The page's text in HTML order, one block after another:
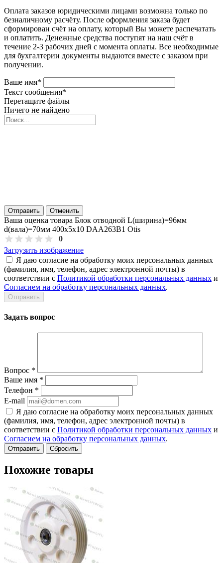
Оплата заказов юридическими лицами возможна только по
безналичному расчёту. После оформления заказа будет
сформирован счёт на оплату, который Вы можете распечатать
и оплатить. Денежные средства поступят на наш счёт в
течение 2-3 рабочих дней с момента оплаты. Все необходимые
для бухгалтерии документы выдаются вместе с заказом при
получении.
Ваше имя*
Текст сообщения*
Перетащите файлы
Ничего не найдено
Отправить Отменить
Ваша оценка товара Блок отводной L(ширина)=96мм
d(вала)=70мм 400х5х10 DAA263B1 Otis
0
Загрузить изображение
Я даю согласие на обработку моих персональных данных
(фамилия, имя, телефон, адрес электронной почты) в
соответствии с Политикой обработки персональных данных и
Согласием на обработку персональных данных.
Задать вопрос
Вопрос *
Ваше имя *
Телефон *
E-mail
Я даю согласие на обработку моих персональных данных
(фамилия, имя, телефон, адрес электронной почты) в
соответствии с Политикой обработки персональных данных и
Согласием на обработку персональных данных.
Сбросить
Похожие товары